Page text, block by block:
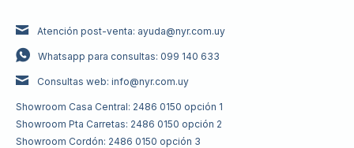
Atención post-venta: ayuda@nyr.com.uy
Whatsapp para consultas: 099 140 633
Consultas web: info@nyr.com.uy
Showroom Casa Central: 2486 0150 opción 1
Showroom Pta Carretas: 2486 0150 opción 2
Showroom Cordón: 2486 0150 opción 3